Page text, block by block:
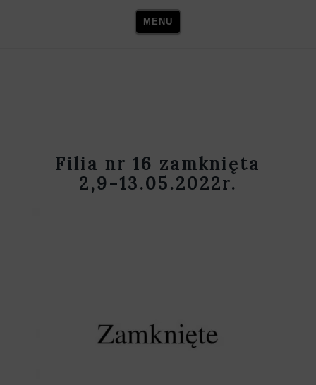
MENU
Filia nr 16 zamknięta
2,9-13.05.2022r.